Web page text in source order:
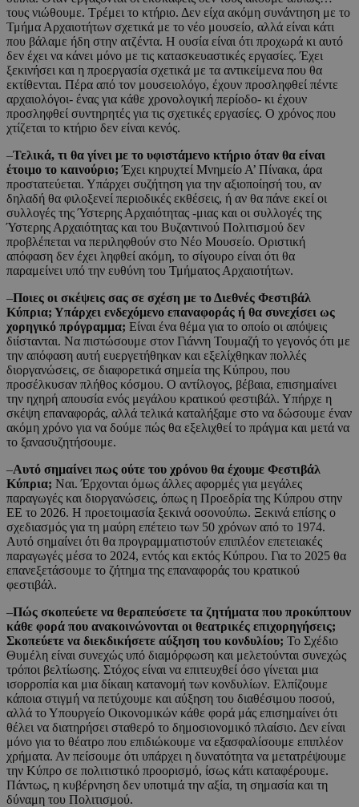
τους νιώθουμε. Τρέμει το κτήριο. Δεν είχα ακόμη συνάντηση με το
Τμήμα Αρχαιοτήτων σχετικά με το νέο μουσείο, αλλά είναι κάτι
που βάλαμε ήδη στην ατζέντα. Η ουσία είναι ότι προχωρά κι αυτό
δεν έχει να κάνει μόνο με τις κατασκευαστικές εργασίες. Έχει
ξεκινήσει και η προεργασία σχετικά με τα αντικείμενα που θα
εκτίθενται. Πέρα από τον μουσειολόγο, έχουν προσληφθεί πέντε
αρχαιολόγοι- ένας για κάθε χρονολογική περίοδο- κι έχουν
προσληφθεί συντηρητές για τις σχετικές εργασίες. Ο χρόνος που
χτίζεται το κτήριο δεν είναι κενός.
–Τελικά, τι θα γίνει με το υφιστάμενο κτήριο όταν θα είναι
έτοιμο το καινούριο; Έχει κηρυχτεί Μνημείο Α’ Πίνακα, άρα
προστατεύεται. Υπάρχει συζήτηση για την αξιοποίησή του, αν
δηλαδή θα φιλοξενεί περιοδικές εκθέσεις, ή αν θα πάνε εκεί οι
συλλογές της Ύστερης Αρχαιότητας -μιας και οι συλλογές της
Ύστερης Αρχαιότητας και του Βυζαντινού Πολιτισμού δεν
προβλέπεται να περιληφθούν στο Νέο Μουσείο. Οριστική
απόφαση δεν έχει ληφθεί ακόμη, το σίγουρο είναι ότι θα
παραμείνει υπό την ευθύνη του Τμήματος Αρχαιοτήτων.
–Ποιες οι σκέψεις σας σε σχέση με το Διεθνές Φεστιβάλ
Κύπρια; Υπάρχει ενδεχόμενο επαναφοράς ή θα συνεχίσει ως
χορηγικό πρόγραμμα; Είναι ένα θέμα για το οποίο οι απόψεις
διίστανται. Να πιστώσουμε στον Γιάννη Τουμαζή το γεγονός ότι με
την απόφαση αυτή ευεργετήθηκαν και εξελίχθηκαν πολλές
διοργανώσεις, σε διαφορετικά σημεία της Κύπρου, που
προσέλκυσαν πλήθος κόσμου. Ο αντίλογος, βέβαια, επισημαίνει
την ηχηρή απουσία ενός μεγάλου κρατικού φεστιβάλ. Υπήρχε η
σκέψη επαναφοράς, αλλά τελικά καταλήξαμε στο να δώσουμε έναν
ακόμη χρόνο για να δούμε πώς θα εξελιχθεί το πράγμα και μετά να
το ξανασυζητήσουμε.
–Αυτό σημαίνει πως ούτε του χρόνου θα έχουμε Φεστιβάλ
Κύπρια; Ναι. Έρχονται όμως άλλες αφορμές για μεγάλες
παραγωγές και διοργανώσεις, όπως η Προεδρία της Κύπρου στην
ΕΕ το 2026. Η προετοιμασία ξεκινά οσονούπω. Ξεκινά επίσης ο
σχεδιασμός για τη μαύρη επέτειο των 50 χρόνων από το 1974.
Αυτό σημαίνει ότι θα προγραμματιστούν επιπλέον επετειακές
παραγωγές μέσα το 2024, εντός και εκτός Κύπρου. Για το 2025 θα
επανεξετάσουμε το ζήτημα της επαναφοράς του κρατικού
φεστιβάλ.
–Πώς σκοπεύετε να θεραπεύσετε τα ζητήματα που προκύπτουν
κάθε φορά που ανακοινώνονται οι θεατρικές επιχορηγήσεις;
Σκοπεύετε να διεκδικήσετε αύξηση του κονδυλίου; Το Σχέδιο
Θυμέλη είναι συνεχώς υπό διαμόρφωση και μελετούνται συνεχώς
τρόποι βελτίωσης. Στόχος είναι να επιτευχθεί όσο γίνεται μια
ισορροπία και μια δίκαιη κατανομή των κονδυλίων. Ελπίζουμε
κάποια στιγμή να πετύχουμε και αύξηση του διαθέσιμου ποσού,
αλλά το Υπουργείο Οικονομικών κάθε φορά μάς επισημαίνει ότι
θέλει να διατηρήσει σταθερό το δημοσιονομικό πλαίσιο. Δεν είναι
μόνο για το θέατρο που επιδιώκουμε να εξασφαλίσουμε επιπλέον
χρήματα. Αν πείσουμε ότι υπάρχει η δυνατότητα να μετατρέψουμε
την Κύπρο σε πολιτιστικό προορισμό, ίσως κάτι καταφέρουμε.
Πάντως, η κυβέρνηση δεν υποτιμά την αξία, τη σημασία και τη
δύναμη του Πολιτισμού.